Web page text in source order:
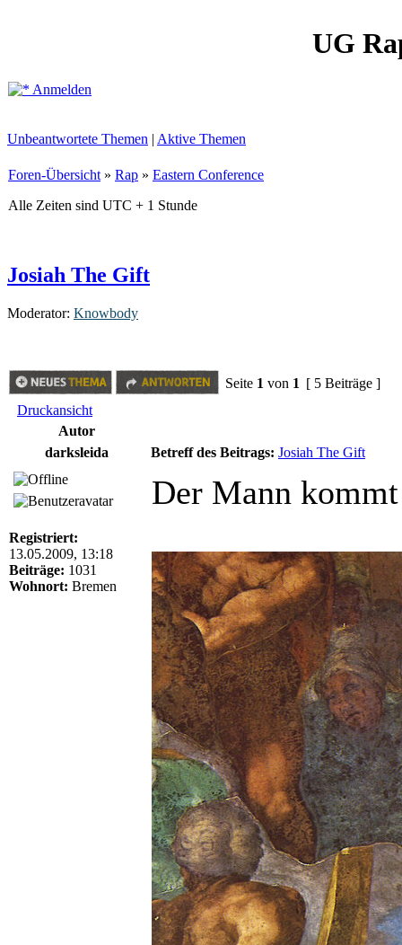
UG
Anmelden
Unbeantwortete Themen | Aktive Themen
Foren-Übersicht » Rap » Eastern Conference
Alle Zeiten sind UTC + 1 Stunde
Josiah The Gift
Moderator: Knowbody
Seite 1 von 1 [ 5 Beiträge ]
Druckansicht
Autor
darksleida
Betreff des Beitrags: Josiah The Gift
Registriert:
13.05.2009, 13:18
Beiträge: 1031
Wohnort: Bremen
Der Mann